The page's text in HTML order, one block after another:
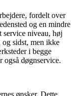
fordelt over
og en mindre
niveau, høj
sidst, men ikke
i begge
også døgnservice.
ønsker. Dette